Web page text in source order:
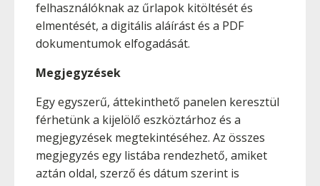
felhasználóknak az űrlapok kitöltését és
elmentését, a digitális aláírást és a PDF
dokumentumok elfogadását.
Megjegyzések
Egy egyszerű, áttekinthető panelen keresztül
férhetünk a kijelölő eszköztárhoz és a
megjegyzések megtekintéséhez. Az összes
megjegyzés egy listába rendezhető, amiket
aztán oldal, szerző és dátum szerint is